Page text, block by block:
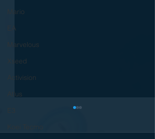
Mario
EA
Marvelous
Xseed
Activision
Atlus